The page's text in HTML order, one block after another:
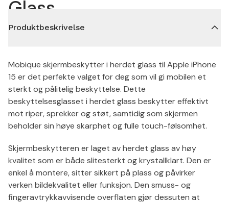
Glass
Produktbeskrivelse
Mobique skjermbeskytter i herdet glass til Apple iPhone
15 er det perfekte valget for deg som vil gi mobilen et
sterkt og pålitelig beskyttelse. Dette
beskyttelsesglasset i herdet glass beskytter effektivt
mot riper, sprekker og støt, samtidig som skjermen
beholder sin høye skarphet og fulle touch-følsomhet.
Skjermbeskytteren er laget av herdet glass av høy
kvalitet som er både slitesterkt og krystallklart. Den er
enkel å montere, sitter sikkert på plass og påvirker
verken bildekvalitet eller funksjon. Den smuss- og
fingeravtrykkavvisende overflaten gjør dessuten at